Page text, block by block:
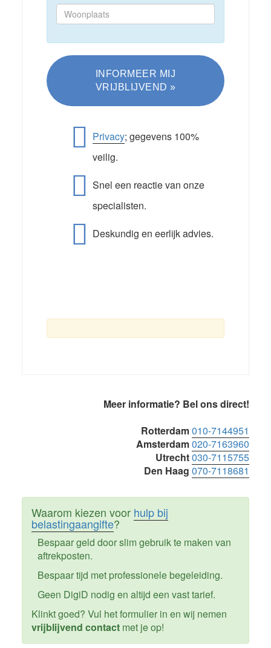
Privacy; gegevens 100%
veilig.
Snel een reactie van onze
specialisten.
Deskundig en eerlijk advies.
Meer informatie? Bel ons direct!
Rotterdam010-7144951
Amsterdam020-7163960
Utrecht030-7115755
Den Haag 070-7118681
Waarom kiezen voor hulp bij
belastingaangifte?
Bespaar geld door slim gebruik te maken van
aftrekposten.
Bespaar tijd met professionele begeleiding.
Geen DigiD nodig en altijd een vast tarief.
Klinkt goed? Vul het formulier in en wij nemen
vrijblijvend contactmet je op!